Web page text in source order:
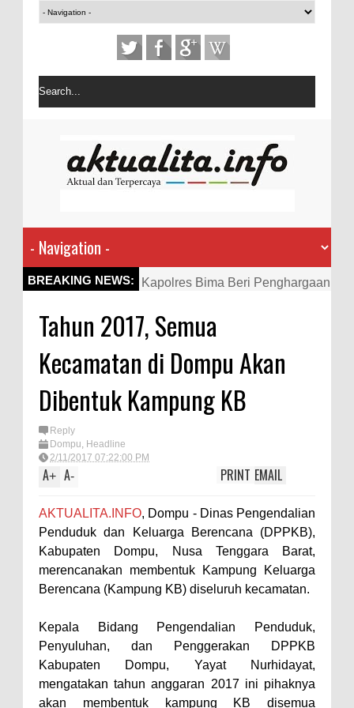
BREAKING NEWS:
Kapolres Bima Beri Penghargaan
Aktif Bantu Polisi Berantas
TEGAS! Kapolres Bima PTDH 1
Anggota dan Beri Reward 8
Perempuan sebagai Penggerak
Pelatihan Kewirausahaan Kota
Bima
Si Dokes Polres Bima Cek
Kesehatan Korban Kapal Wisata
Sanggar
Satpolairud Polres Bima dan Tim
Gabungan Evakuasi Korban
Kapal Wisata Tenggelam di
Tahun 2017, Semua
Kecamatan di Dompu Akan
Dibentuk Kampung KB
Reply
Dompu, Headline
2/11/2017 07:22:00 PM
A+ A- EMAIL
PRINT
AKTUALITA.INFO, Dompu - Dinas Pengendalian
Penduduk dan Keluarga Berencana (DPPKB),
Kabupaten Dompu, Nusa Tenggara Barat,
merencanakan membentuk Kampung Keluarga
Berencana (Kampung KB) diseluruh kecamatan.
Kepala Bidang Pengendalian Penduduk,
Penyuluhan, dan Penggerakan DPPKB
Kabupaten Dompu, Yayat Nurhidayat,
mengatakan tahun anggaran 2017 ini pihaknya
akan membentuk kampung KB disemua